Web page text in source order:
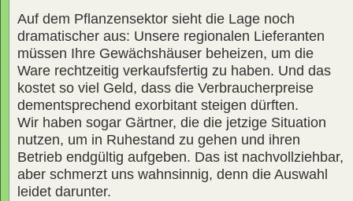
Auf dem Pflanzensektor sieht die Lage noch
dramatischer aus: Unsere regionalen Lieferanten
müssen Ihre Gewächshäuser beheizen, um die
Ware rechtzeitig verkaufsfertig zu haben. Und das
kostet so viel Geld, dass die Verbraucherpreise
dementsprechend exorbitant steigen dürften.
Wir haben sogar Gärtner, die die jetzige Situation
nutzen, um in Ruhestand zu gehen und ihren
Betrieb endgültig aufgeben. Das ist nachvollziehbar,
aber schmerzt uns wahnsinnig, denn die Auswahl
leidet darunter.